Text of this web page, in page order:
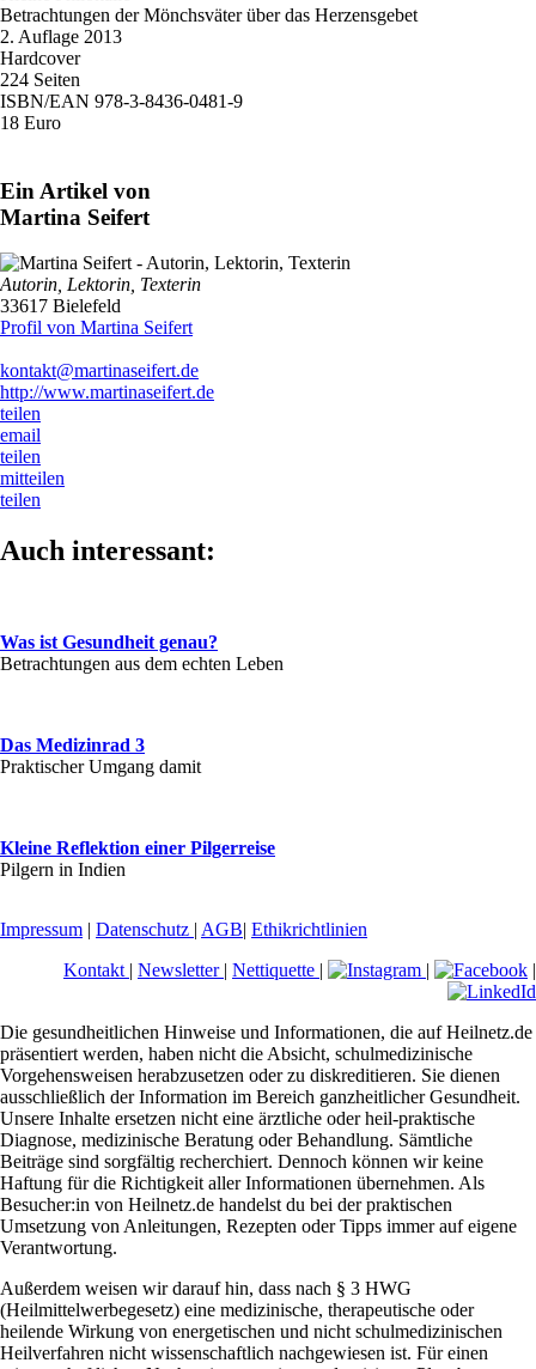
Betrachtungen der Mönchsväter über das Herzensgebet
2. Auflage 2013
Hardcover
224 Seiten
ISBN/EAN 978-3-8436-0481-9
18 Euro
Ein Artikel von
Martina Seifert
Autorin, Lektorin, Texterin
33617 Bielefeld
Profil von Martina Seifert
kontakt@martinaseifert.de
http://www.martinaseifert.de
teilen
email
teilen
mitteilen
teilen
Auch interessant:
Was ist Gesundheit genau?
Betrachtungen aus dem echten Leben
Das Medizinrad 3
Praktischer Umgang damit
Kleine Reflektion einer Pilgerreise
Pilgern in Indien
Impressum | Datenschutz | AGB| Ethikrichtlinien
Kontakt | Newsletter | Nettiquette | | |
Die gesundheitlichen Hinweise und Informationen, die auf Heilnetz.de
präsentiert werden, haben nicht die Absicht, schulmedizinische
Vorgehensweisen herabzusetzen oder zu diskreditieren. Sie dienen
ausschließlich der Information im Bereich ganzheitlicher Gesundheit.
Unsere Inhalte ersetzen nicht eine ärztliche oder heil-praktische
Diagnose, medizinische Beratung oder Behandlung. Sämtliche
Beiträge sind sorgfältig recherchiert. Dennoch können wir keine
Haftung für die Richtigkeit aller Informationen übernehmen. Als
Besucher:in von Heilnetz.de handelst du bei der praktischen
Umsetzung von Anleitungen, Rezepten oder Tipps immer auf eigene
Verantwortung.
Außerdem weisen wir darauf hin, dass nach § 3 HWG
(Heilmittelwerbegesetz) eine medizinische, therapeutische oder
heilende Wirkung von energetischen und nicht schulmedizinischen
Heilverfahren nicht wissenschaftlich nachgewiesen ist. Für einen